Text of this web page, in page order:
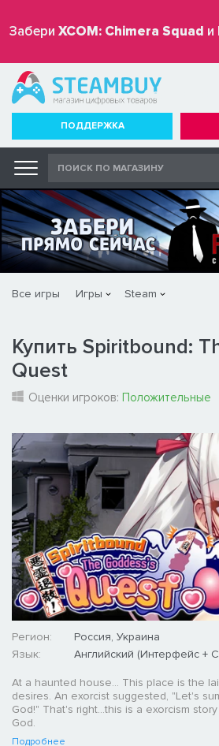
Забери XCOM: Chimera Squad и
бесплатно
ПОДДЕРЖКА
Все игры Игры Steam
Купить Spiritbound:
Quest
Оценки игроков: Положительные
Регион:
Россия, Украина
Язык:
Английский (Интерфейс +
At a haunted house... This place is the
desires. An exorcist suggested, "Let's
God!" That's right...this is a exorcism
God.
Подробнее